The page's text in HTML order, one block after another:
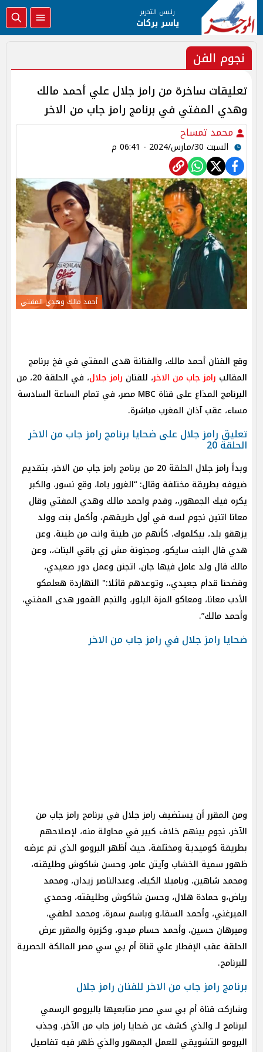
رئيس التحرير
ياسر بركات
نجوم الفن
تعليقات ساخرة من رامز جلال علي أحمد مالك
وهدي المفتي في برنامج رامز جاب من الاخر
محمد تمساح
السبت 30/مارس/2024 - 06:41 م
أحمد مالك وهدي المفتي
وقع الفنان أحمد مالك، والفنانة هدى المفتي في فخ برنامج
المقالب رامز جاب من الاخر، للفنان رامز جلال
، في الحلقة 20، من
البرنامج المذاع على قناة MBC مصر، في تمام الساعة السادسة
مساء، عقب آذان المغرب مباشرة.
تعليق رامز جلال على ضحايا برنامج رامز جاب من الاخر
الحلقة 20
وبدأ رامز جلال الحلقة 20 من برنامج رامز جاب من الاخر، بتقديم
ضيوفه بطريقة مختلفة وقال: “الغرور ياما، وقع نسور، والكبر
يكره فيك الجمهور،، وقدم واحمد مالك وهدي المفتي وقال
معانا اتنين نجوم لسه في أول طريقهم، وأكمل بنت وولد
يزهقو بلد، بيكلموك، كأنهم من طينة وانت من طينة، وعن
هدي قال البنت سايكو، ومجنونة مش زي باقي البنات،، وعن
مالك قال ولد عامل فيها جان، اتجنن وعمل دور صعيدي،
وفضحنا قدام جعيدي،، وتوعدهم قائلا:" النهاردة هعلمكو
الأدب معانا، ومعاكو المزة البلور، والنجم القمور هدى المفتي،
وأحمد مالك”.
ضحايا رامز جلال في رامز جاب من الاخر
ومن المقرر أن يستضيف رامز جلال في برنامج رامز جاب من
الآخر، نجوم بينهم خلاف كبير في محاولة منه، لإصلاحهم
بطريقة كوميدية ومختلفة، حيث أظهر البرومو الذي تم عرضه
ظهور سمية الخشاب وآيتن عامر، وحسن شاكوش وطليقته،
ومحمد شاهين، وباميلا الكيك، وعبدالناصر زيدان، ومحمد
رياض،و حمادة هلال، وحسن شاكوش وطليقته، وحمدي
الميرغني، وأحمد السقا،و وباسم سمرة، ومحمد لطفي،
وميرهان حسين، وأحمد حسام ميدو، وكزبرة والمقرر عرض
الحلقة عقب الإفطار علي قناة أم بي سي مصر المالكة الحصرية
للبرنامج.
برنامج رامز جاب من الاخر للفنان رامز جلال
وشاركت قناة أم بي سي مصر متابعيها بالبرومو الرسمي
لبرنامج لـ والذي كشف عن ضحايا رامز جاب من الآخر، وجذب
البرومو التشويقي للعمل الجمهور والذي ظهر فيه تفاصيل